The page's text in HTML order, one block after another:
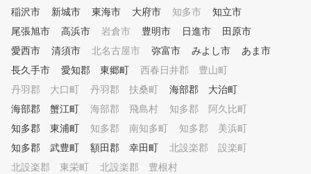
稲沢市
新城市 東海市 大府市 知多市
知立市
尾張旭市
高浜市 岩倉市 豊明市 日進市
田原市
愛西市
清須市 北名古屋市 弥富市 みよし市
あま市
長久手市
愛知郡 東郷町
西春日井郡 豊山町
丹羽郡 大口町
丹羽郡 扶桑町
海部郡 大治町
海部郡 蟹江町
海部郡 飛島村
知多郡 阿久比町
知多郡 東浦町
知多郡 南知多町
知多郡 美浜町
知多郡 武豊町
額田郡 幸田町
北設楽郡 設楽町
北設楽郡 東栄町
北設楽郡 豊根村